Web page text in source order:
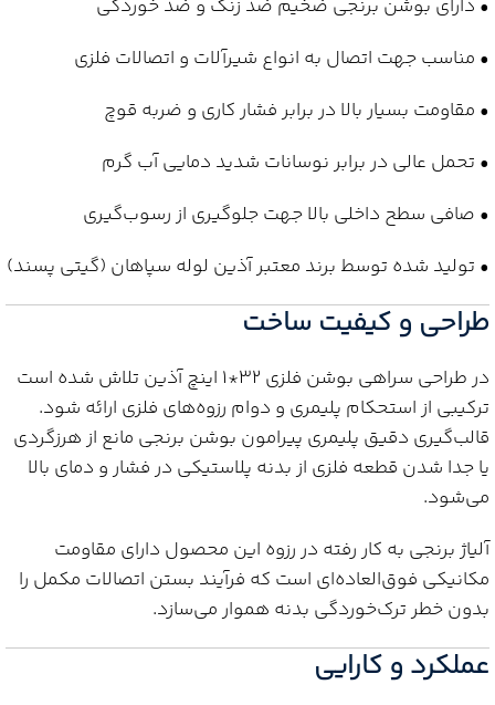
• دارای بوشن برنجی ضخیم ضد زنگ و ضد خوردگی
• مناسب جهت اتصال به انواع شیرآلات و اتصالات فلزی
• مقاومت بسیار بالا در برابر فشار کاری و ضربه قوچ
• تحمل عالی در برابر نوسانات شدید دمایی آب گرم
• صافی سطح داخلی بالا جهت جلوگیری از رسوب‌گیری
• تولید شده توسط برند معتبر آذین لوله سپاهان (گیتی پسند)
طراحی و کیفیت ساخت
در طراحی سراهی بوشن فلزی 32*1 اینچ آذین تلاش شده است
ترکیبی از استحکام پلیمری و دوام رزوه‌های فلزی ارائه شود.
قالب‌گیری دقیق پلیمری پیرامون بوشن برنجی مانع از هرزگردی
یا جدا شدن قطعه فلزی از بدنه پلاستیکی در فشار و دمای بالا
می‌شود.
آلیاژ برنجی به کار رفته در رزوه این محصول دارای مقاومت
مکانیکی فوق‌العاده‌ای است که فرآیند بستن اتصالات مکمل را
بدون خطر ترک‌خوردگی بدنه هموار می‌سازد.
عملکرد و کارایی